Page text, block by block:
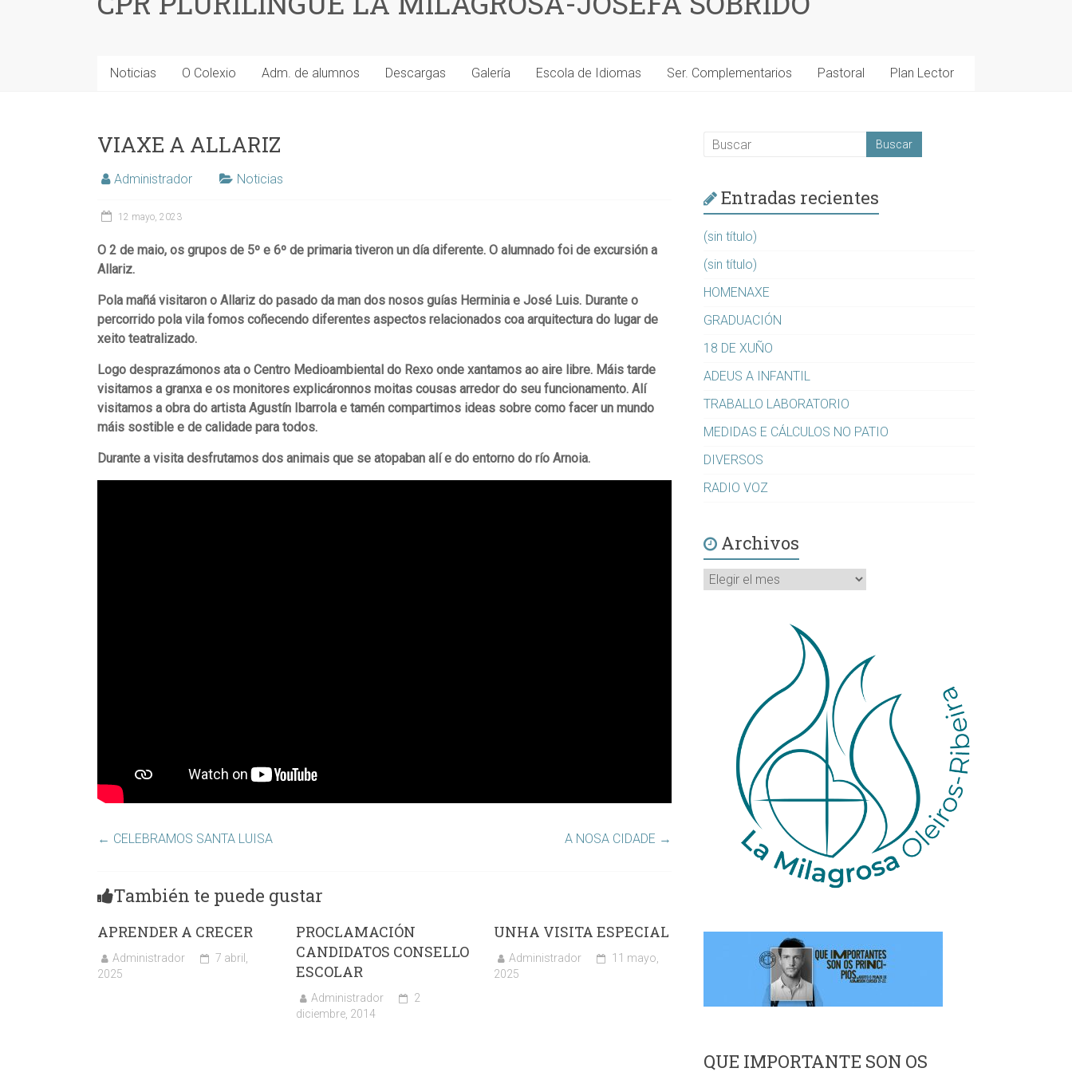
Noticias O Colexio Adm. de alumnos Descargas Galería Escola de Idiomas Ser. Complementarios Pastoral Plan Lector
VIAXE A ALLARIZ
Administrador Noticias
12 mayo, 2023
O 2 de maio, os grupos de 5º e 6º de primaria tiveron un día diferente. O alumnado foi de excursión a
Allariz.
Pola mañá visitaron o Allariz do pasado da man dos nosos guías Herminia e José Luis. Durante o
percorrido pola vila fomos coñecendo diferentes aspectos relacionados coa arquitectura do lugar de
xeito teatralizado.
Logo desprazámonos ata o Centro Medioambiental do Rexo onde xantamos ao aire libre. Máis tarde
visitamos a granxa e os monitores explicáronnos moitas cousas arredor do seu funcionamento. Alí
visitamos a obra do artista Agustín Ibarrola e tamén compartimos ideas sobre como facer un mundo
máis sostible e de calidade para todos.
Durante a visita desfrutamos dos animais que se atopaban alí e do entorno do río Arnoia.
← CELEBRAMOS SANTA LUISA A NOSA CIDADE →
También te puede gustar
APRENDER A CRECER
Administrador
7 abril,
2025
PROCLAMACIÓN
CANDIDATOS CONSELLO
ESCOLAR
Administrador
2
diciembre, 2014
UNHA VISITA ESPECIAL
Administrador
11 mayo,
2025
Entradas recientes
(sin título)
(sin título)
HOMENAXE
GRADUACIÓN
18 DE XUÑO
ADEUS A INFANTIL
TRABALLO LABORATORIO
MEDIDAS E CÁLCULOS NO PATIO
DIVERSOS
RADIO VOZ
Archivos
Archivos
QUE IMPORTANTE SON OS